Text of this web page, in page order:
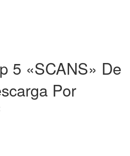
5 «SCANS» De
Por